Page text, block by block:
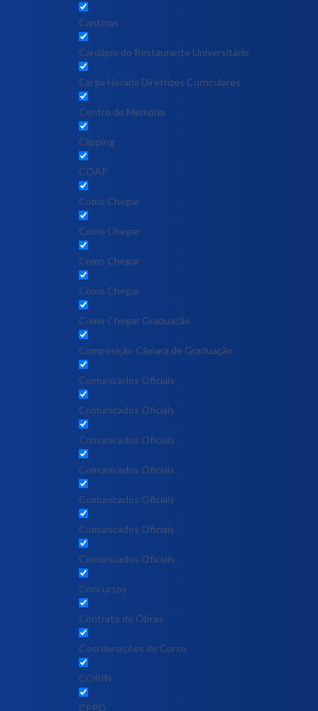
Cantinas
Cardápio do Restaurante Universitário
Carga Horária Diretrizes Curriculares
Centro de Memória
Clipping
COAP
Como Chegar
Como Chegar
Como Chegar
Como Chegar
Como Chegar Graduação
Composição Câmara de Graduação
Comunicados Oficiais
Comunicados Oficiais
Comunicados Oficiais
Comunicados Oficiais
Comunicados Oficiais
Comunicados Oficiais
Comunicados Oficiais
Concursos
Contrato de Obras
Coordenações de Curso
CORIN
CPPD